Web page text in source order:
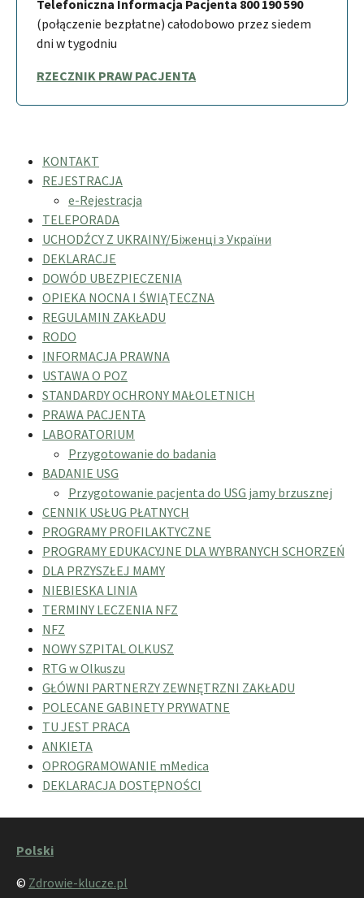
Telefoniczna Informacja Pacjenta 800 190 590
(połączenie bezpłatne) całodobowo przez siedem
dni w tygodniu
RZECZNIK PRAW PACJENTA
KONTAKT
REJESTRACJA
e-Rejestracja
TELEPORADA
UCHODŹCY Z UKRAINY/Біженці з України
DEKLARACJE
DOWÓD UBEZPIECZENIA
OPIEKA NOCNA I ŚWIĄTECZNA
REGULAMIN ZAKŁADU
RODO
INFORMACJA PRAWNA
USTAWA O POZ
STANDARDY OCHRONY MAŁOLETNICH
PRAWA PACJENTA
LABORATORIUM
Przygotowanie do badania
BADANIE USG
Przygotowanie pacjenta do USG jamy brzusznej
CENNIK USŁUG PŁATNYCH
PROGRAMY PROFILAKTYCZNE
PROGRAMY EDUKACYJNE DLA WYBRANYCH SCHORZEŃ
DLA PRZYSZŁEJ MAMY
NIEBIESKA LINIA
TERMINY LECZENIA NFZ
NFZ
NOWY SZPITAL OLKUSZ
RTG w Olkuszu
GŁÓWNI PARTNERZY ZEWNĘTRZNI ZAKŁADU
POLECANE GABINETY PRYWATNE
TU JEST PRACA
ANKIETA
OPROGRAMOWANIE mMedica
DEKLARACJA DOSTĘPNOŚCI
Polski
© Zdrowie-klucze.pl